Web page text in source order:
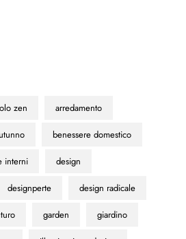
zen arredamento
benessere domestico
interni design
designperte design radicale
garden giardino